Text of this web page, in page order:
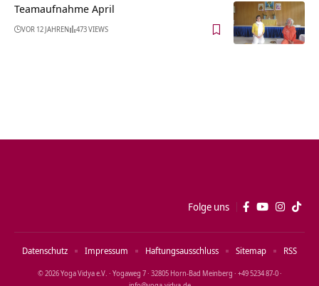
Teamaufnahme April
VOR 12 JAHREN 473 VIEWS
Folge uns
© 2026 Yoga Vidya e.V. · Yogaweg 7 · 32805 Horn‑Bad Meinberg · +49 5234 87‑0 ·
Datenschutz Impressum Haftungsausschluss Sitemap RSS